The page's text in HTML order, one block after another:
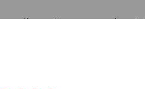
Log ind for ansøgere